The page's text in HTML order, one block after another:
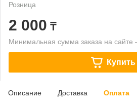
Розница
2 000 ₸
Минимальная сумма заказа на
Купить
Описание Доставка Оплата